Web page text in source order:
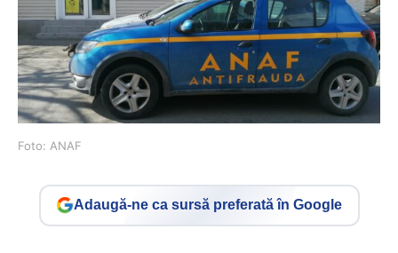
Foto: ANAF
Adaugă-ne ca sursă preferată în Google